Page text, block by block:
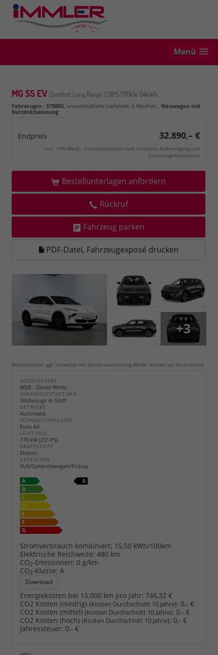
Menü
MG S5 EV Comfort Long Range 231PS/170kW 64kWh
Fahrzeugnr.: 579885, unverbindliche Lieferzeit: 6 Wochen , Neuwagen mit
Kurzzeitzulassung
Endpreis 32.890,– €
incl. 19% MwSt., Transportkosten nach Sinsheim, Endreinigung und
Zulassungsdokumente
Bestellunterlagen anfordern
Rückruf
Fahrzeug parken
PDF-Datei, Fahrzeugexposé drucken
+3
Beispielbilder, ggf. teilweise mit Sonderausstattung (Bilder dienen zur Illustration)
AUSSENFARBE
WSB - Dover White
INNENAUSSTATTUNG
Sitzbezüge in Stoff
GETRIEBE
Automatik
SCHADSTOFFKLASSE
Euro AX
LEISTUNG
170 kW (231 PS)
KRAFTSTOFF
Elektro
KATEGORIE
SUV/Geländewagen/Pickup
Stromverbrauch kombiniert: 15,50 kWh/100km
Elektrische Reichweite: 480 km
CO2-Emissionen: 0 g/km
CO2-Klasse: A
Download
Energiekosten bei 15.000 km pro Jahr: 746,32 €
CO2 Kosten (niedrig) (Kosten Durchschnitt 10 Jahre): 0,- €
CO2 Kosten (mittel) (Kosten Durchschnitt 10 Jahre): 0,- €
CO2 Kosten (hoch) (Kosten Durchschnitt 10 Jahre): 0,- €
Jahressteuer: 0,- €